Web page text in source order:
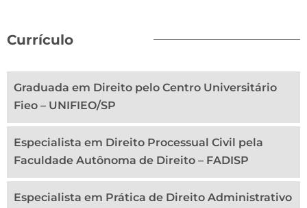
Currículo
Graduada em Direito pelo Centro Universitário
Fieo – UNIFIEO/SP
Especialista em Direito Processual Civil pela
Faculdade Autônoma de Direito – FADISP
Especialista em Prática de Direito Administrativo